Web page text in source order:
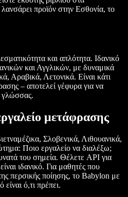
προϊόν στην Εσθονία, το
και απλότητα. Ιδανικό
και Αγγλικών, με δυναμικά
Αραβικά, Λετονικά. Είναι κάτι
– αποτελεί γέφυρα για να
γλώσσας.
μετάφρασης
Σλοβενικά, Λιθουανικά,
Ποιο εργαλείο να διαλέξω;
του σημεία. Θέλετε API για
ιδανικό. Για μαθητές που
περσικής ποίησης, το Babylon με
ό,τι πρέπει.